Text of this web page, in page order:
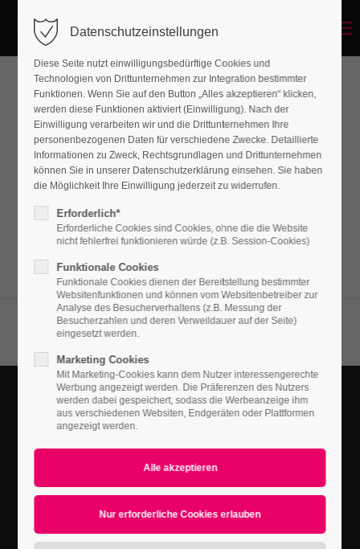
Events
Lorem ipsum dolor sit amet, consectetuer
adipiscing elit. Aenean commodo ligula eget
dolor. Aenean massa.
Eventteaser v1
20/03/2018
Open Days
Various versions have evolved over the years,
sometimes by accident, sometimes on purpose
Datenschutzeinstellungen
Diese Seite nutzt einwilligungsbedürftige Cookies und
Technologien von Drittunternehmen zur Integration bestimmter
Funktionen. Wenn Sie auf den Button „Alles akzeptieren“ klicken,
werden diese Funktionen aktiviert (Einwilligung). Nach der
Einwilligung verarbeiten wir und die Drittunternehmen Ihre
personenbezogenen Daten für verschiedene Zwecke. Detaillierte
Informationen zu Zweck, Rechtsgrundlagen und Drittunternehmen
können Sie in unserer Datenschutzerklärung einsehen. Sie haben
die Möglichkeit Ihre Einwilligung jederzeit zu widerrufen.
Erforderlich*
Erforderliche Cookies sind Cookies, ohne die die Website
nicht fehlerfrei funktionieren würde (z.B. Session-Cookies)
Funktionale Cookies
Funktionale Cookies dienen der Bereitstellung bestimmter
Websitenfunktionen und können vom Websitenbetreiber zur
Analyse des Besucherverhaltens (z.B. Messung der
Besucherzahlen und deren Verweildauer auf der Seite)
eingesetzt werden.
Marketing Cookies
Mit Marketing-Cookies kann dem Nutzer interessengerechte
Werbung angezeigt werden. Die Präferenzen des Nutzers
werden dabei gespeichert, sodass die Werbeanzeige ihm
aus verschiedenen Websiten, Endgeräten oder Plattformen
angezeigt werden.